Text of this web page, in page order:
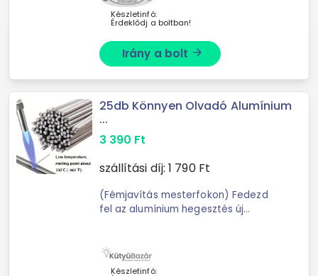
Készletinfó:
Érdeklődj a boltban!
Irány a bolt arrow_forward
25db Könnyen Olvadó Alumínium
...
3 390 Ft
szállítási díj: 1 790Ft
(Fémjavítás mesterfokon) Fedezd
fel az alumínium hegesztés új
forrasztópálcák ideálisak különféle
Készletinfó: